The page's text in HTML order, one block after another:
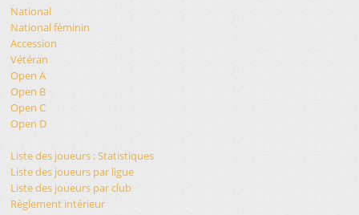
National
National féminin
Accession
Vétéran
Open A
Open B
Open C
Open D
Liste des joueurs : Statistiques
Liste des joueurs par ligue
Liste des joueurs par club
Règlement intérieur